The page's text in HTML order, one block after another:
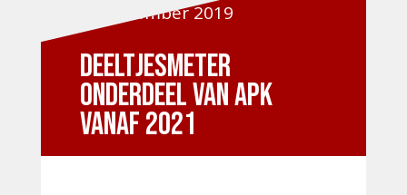
29 november 2019
Deeltjesmeter
onderdeel van APK
vanaf 2021